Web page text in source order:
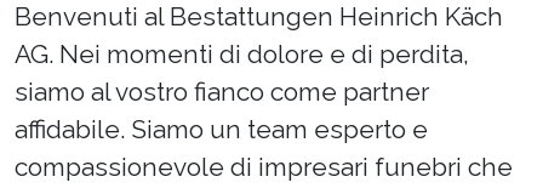
Benvenuti al Bestattungen Heinrich Käch
AG. Nei momenti di dolore e di perdita,
siamo al vostro fianco come partner
affidabile. Siamo un team esperto e
compassionevole di impresari funebri che